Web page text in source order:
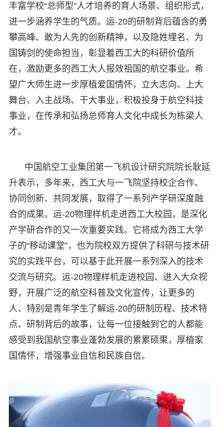
丰富学校“总师型”人才培养的育人场景、组织形式，
进一步涵养学生的气质。运-20的研制背后蕴含的勇
攀高峰、敢为人先的创新精神，以及隐姓埋名、为
国铸剑的使命担当，彰显着西工大的科研价值所
在，激励更多的西工大人报效祖国的航空事业。希
望广大师生进一步厚植爱国情怀，立大志向、上大
舞台、入主战场、干大事业，积极投身于航空科技
事业，在传承和弘扬总师育人文化中成长为栋梁人
才。
中国航空工业集团第一飞机设计研究院院长耿延
升表示，多年来，西工大与一飞院坚持校企合作、
协同创新、共同发展，取得了一系列产学研深度融
合的成果。运-20物理样机走进西工大校园，是深化
产学研合作的又一次重要实践。它将成为西工大学
子的“移动课堂”，也为院校双方提供了科研与技术研
究的实践平台，可以基于此开展一系列深入的技术
交流与研究。运-20物理样机走进校园、进入大众视
野，开展广泛的航空科普及文化宣传，让更多的
人、特别是青年学生了解运-20的研制历程、技术特
点、研制背后的故事，让每一位接触到它的人都能
感受到我国航空事业蓬勃发展的累累硕果，厚植家
国情怀，增强事业自信和民族自信。